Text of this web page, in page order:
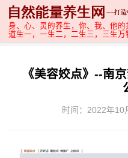
身、心、灵的养生，你、我、他的
道生一，一生二，二生三，三生万
《美容姣点》--南
时间：2022年10